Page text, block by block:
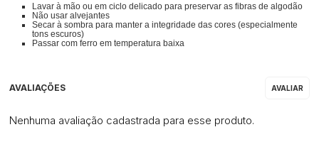
Lavar à mão ou em ciclo delicado para preservar as fibras de algodão
Não usar alvejantes
Secar à sombra para manter a integridade das cores (especialmente
tons escuros)
Passar com ferro em temperatura baixa
Nenhuma avaliação cadastrada para esse produto.